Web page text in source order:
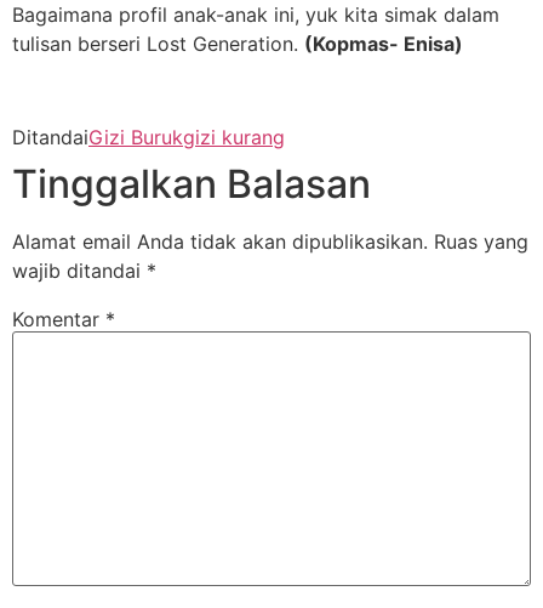
Bagaimana profil anak-anak ini, yuk kita simak dalam
tulisan berseri Lost Generation. (Kopmas- Enisa)
DitandaiGizi Burukgizi kurang
Tinggalkan Balasan
Alamat email Anda tidak akan dipublikasikan. Ruas yang
wajib ditandai *
Komentar *